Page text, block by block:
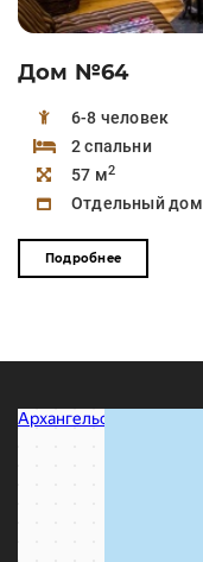
Дом №64
6-8 человек
2 спальни
57 м2
Отдельный дом
Подробнее